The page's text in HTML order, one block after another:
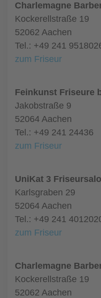
Charlemagne
Kockerellstraße 19
52062 Aachen
Tel.: +49 241
zum Friseur
Feinkunst Friseure
Jakobstraße 9
52064 Aachen
Tel.: +49 241 24436
zum Friseur
UniKat 3
Karlsgraben 29
52064 Aachen
Tel.: +49 241
zum Friseur
Charlemagne
Kockerellstraße 19
52062 Aachen